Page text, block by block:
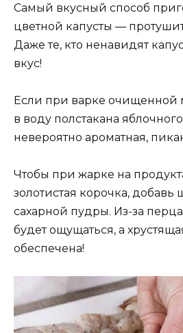
Самый вкусный способ
цветной капусты —
Даже те, кто ненавидят
вкус!
Если при варке очищенной
в воду полстакана
невероятно ароматная,
Чтобы при жарке на
золотистая корочка, добавь
сахарной пудры. Из-за
будет ощущаться, а
обеспечена!